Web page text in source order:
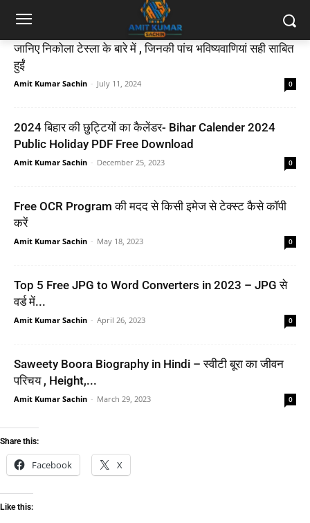
जानिए निकोला टेस्ला के बारे में , जिनकी पांच भविष्यवाणियां सही साबित
हुईं
Amit Kumar Sachin - July 11, 2024 0
2024 बिहार की छुट्टियों का कैलेंडर- Bihar Calender 2024
Public Holiday PDF Free Download
Amit Kumar Sachin - December 25, 2023 0
Free OCR Program की मदद से किसी इमेज से टेक्स्ट कैसे कॉपी
करें
Amit Kumar Sachin - May 18, 2023 0
Top 5 Free JPG to Word Converters in 2023 – JPG से
वर्ड में...
Amit Kumar Sachin - April 26, 2023 0
Saweety Boora Biography in Hindi – स्वीटी बूरा का जीवन
परिचय , Height,...
Amit Kumar Sachin - March 29, 2023 0
Share this:
Facebook X
Like this: